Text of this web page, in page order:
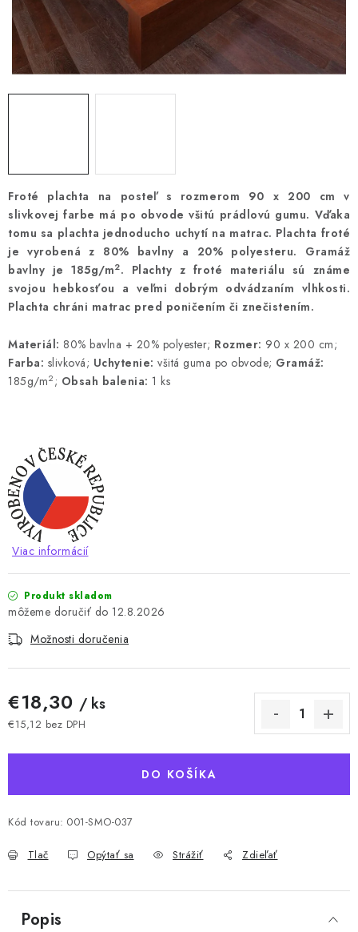
Froté plachta na posteľ s rozmerom 90 x 200 cm v
slivkovej farbe má po obvode všitú prádlovú gumu. Vďaka
tomu sa plachta jednoducho uchytí na matrac. Plachta froté
je vyrobená z 80% bavlny a 20% polyesteru. Gramáž
bavlny je 185g/m2. Plachty z froté materiálu sú známe
svojou hebkosťou a veľmi dobrým odvádzaním vlhkosti.
Plachta chráni matrac pred poničením či znečistením.
Materiál: 80% bavlna + 20% polyester; Rozmer: 90 x 200 cm;
Farba: slivková; Uchytenie: všitá guma po obvode; Gramáž:
185g/m2 ; Obsah balenia: 1 ks
Viac informácií
Produkt skladom
12.8.2026
Možnosti doručenia
€18,30 / ks
€15,12 bez DPH
DO KOŠÍKA
Kód tovaru: 001-SMO-037
Tlač Opýtať sa Strážiť Zdieľať
Popis